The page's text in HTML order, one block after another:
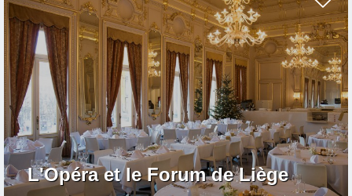
L'Opéra et le Forum de Liège